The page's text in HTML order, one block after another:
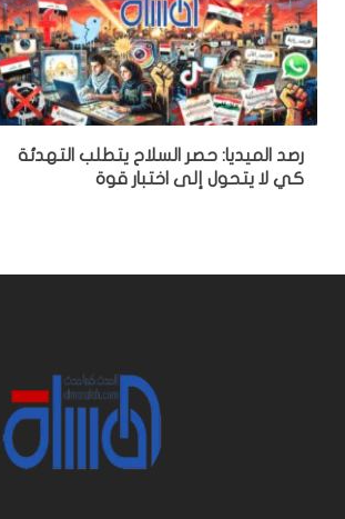
رصد الميديا: حصر السلاح يتطلب التهدئة
كي لا يتحول إلى اختبار قوة